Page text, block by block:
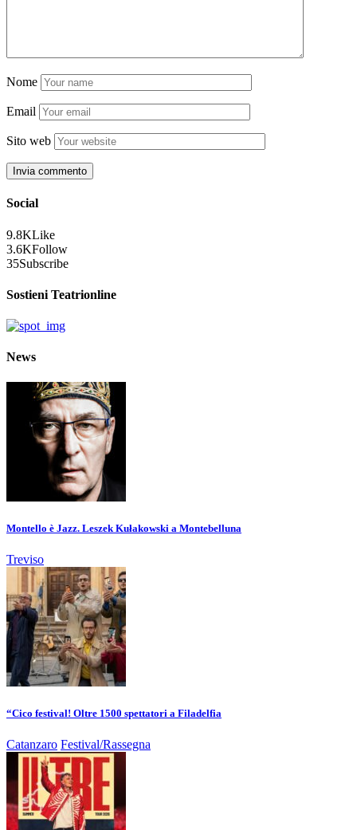
Nome
Email
Sito web
Social
9.8KLike
3.6KFollow
35Subscribe
Sostieni Teatrionline
News
Montello è Jazz. Leszek Kułakowski a Montebelluna
Treviso
“Cico festival! Oltre 1500 spettatori a Filadelfia
Catanzaro Festival/Rassegna